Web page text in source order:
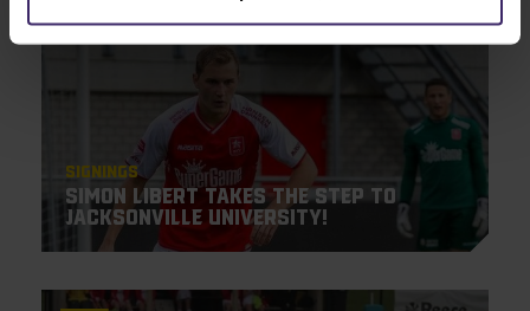
Signings
Simon Libert takes the step to
Jacksonville University!